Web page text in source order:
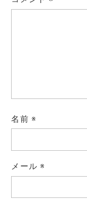
名前 ※
メール ※